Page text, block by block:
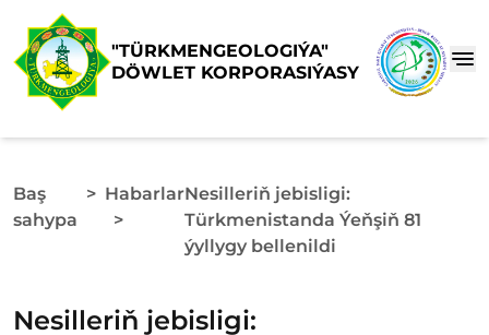
"TÜRKMENGEOLOGIÝA"
DÖWLET KORPORASIÝASY
Baş
sahypa
> Habarlar
>
Nesilleriň jebisligi:
Türkmenistanda Ýeňşiň 81
ýyllygy bellenildi
Nesilleriň jebisligi: